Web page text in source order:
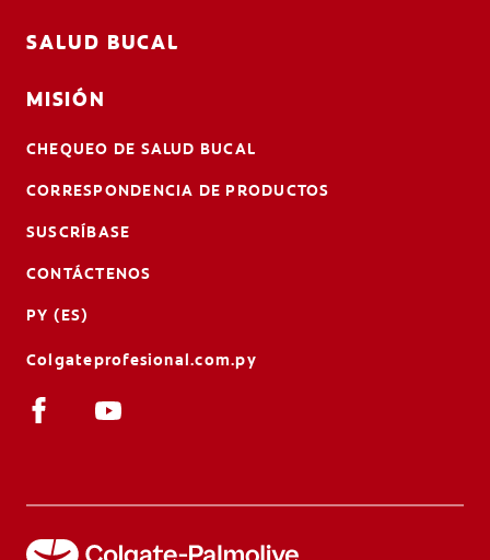
SALUD BUCAL
MISIÓN
CHEQUEO DE SALUD BUCAL
CORRESPONDENCIA DE PRODUCTOS
SUSCRÍBASE
CONTÁCTENOS
PY (ES)
Colgateprofesional.com.py